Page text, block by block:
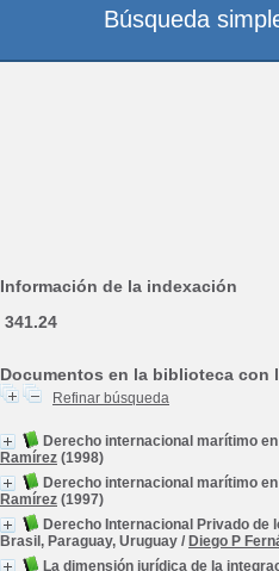
Información de la indexación
341.24
Documentos en la biblioteca con
Refinar búsqueda
Derecho internacional marítimo
Ramírez (1998)
Derecho internacional marítimo
Ramírez (1997)
Derecho Internacional Privado
Brasil, Paraguay, Uruguay / Diego P
La dimensión jurídica de la
Búsqueda